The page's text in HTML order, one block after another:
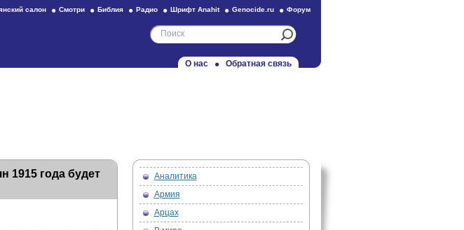
салон Смотри Библия Радио Шрифт Anahit Genocide.ru Форум
О нас Обратная связь
1915 года будет
Аналитика
Армия
Арцах